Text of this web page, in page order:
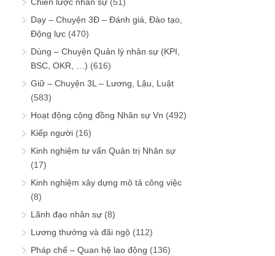
Chiến lược nhân sự (51)
Dạy – Chuyện 3Đ – Đánh giá, Đào tạo,
Động lực (470)
Dùng – Chuyện Quản lý nhân sự (KPI,
BSC, OKR, …) (616)
Giữ – Chuyện 3L – Lương, Lậu, Luật
(583)
Hoạt động cộng đồng Nhân sự Vn (492)
Kiếp người (16)
Kinh nghiệm tư vấn Quản trị Nhân sự
(17)
Kinh nghiệm xây dựng mô tả công việc
(8)
Lãnh đạo nhân sự (8)
Lương thưởng và đãi ngộ (112)
Pháp chế – Quan hệ lao động (136)